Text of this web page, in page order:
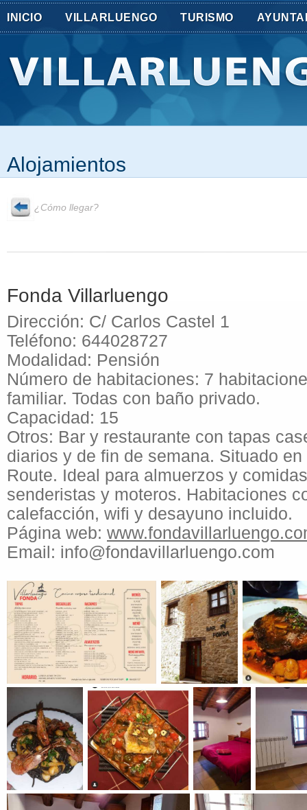
INICIO VILLARLUENGO TURISMO
Alojamientos
¿Cómo llegar?
Fonda Villarluengo
Dirección: C/ Carlos Castel 1
Teléfono: 644028727
Modalidad: Pensión
Número de habitaciones: 7
familiar. Todas con baño privado.
Capacidad: 15
Otros: Bar y restaurante con tapas
diarios y de fin de semana. Situado
Route. Ideal para almuerzos y
senderistas y moteros. Habitaciones
calefacción, wifi y desayuno incluido.
Página web:
Email: info@fondavillarluengo.com